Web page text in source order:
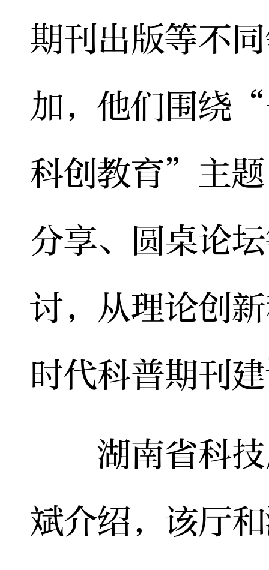
期刊出版等不
加，他们围绕
科创教育”主
分享、圆桌论
讨，从理论创
时代科普期刊
湖南省科技
斌介绍，该厅